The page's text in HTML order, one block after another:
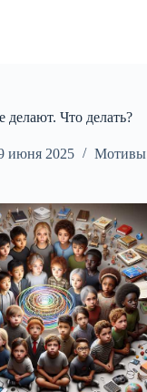
делают. Что делать?
июня 2025 Мотивы